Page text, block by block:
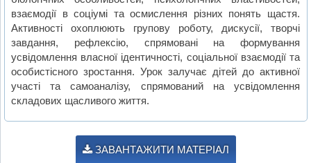
взаємодії в соціумі та осмислення різних понять щастя.
Активності охоплюють групову роботу, дискусії, творчі
завдання, рефлексію, спрямовані на формування
усвідомлення власної ідентичності, соціальної взаємодії та
особистісного зростання. Урок залучає дітей до активної
участі та самоаналізу, спрямований на усвідомлення
складових щасливого життя.
ЗАВАНТАЖИТИ МАТЕРІАЛ